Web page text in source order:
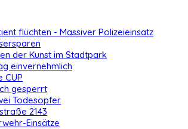
flüchten - Massiver Polizeieinsatz
der Kunst im Stadtpark
einvernehmlich
CUP
gesperrt
Todesopfer
2143
Einsätze